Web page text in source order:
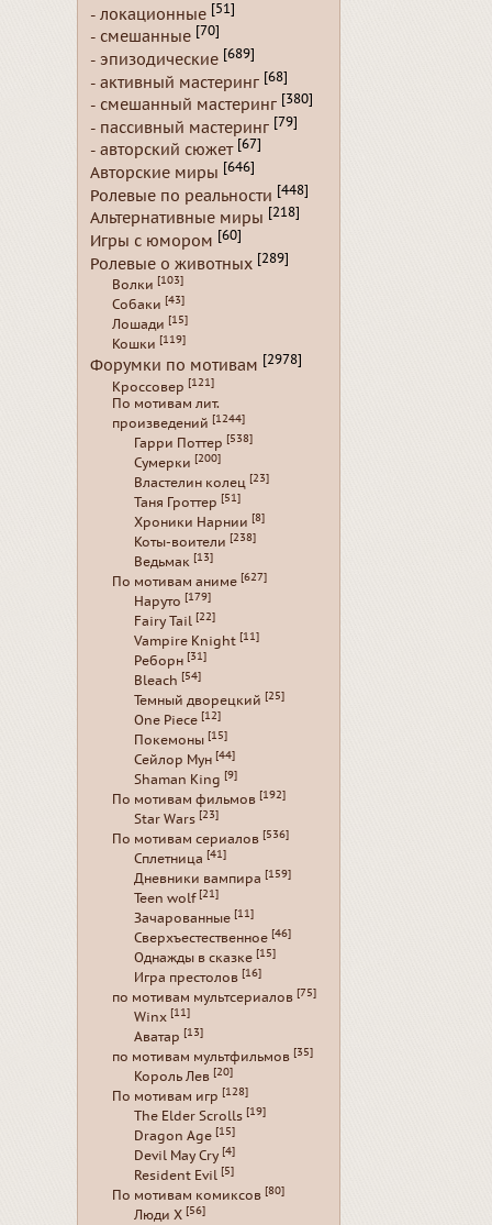
- локационные [51]
- смешанные [70]
- эпизодические [689]
- активный мастеринг [68]
- смешанный мастеринг [380]
- пассивный мастеринг [79]
- авторский сюжет [67]
Авторские миры [646]
Ролевые по реальности [448]
Альтернативные миры [218]
Игры с юмором [60]
Ролевые о животных [289]
Волки [103]
Собаки [43]
Лошади [15]
Кошки [119]
Форумки по мотивам [2978]
Кроссовер [121]
По мотивам лит.
произведений [1244]
Гарри Поттер [538]
Сумерки [200]
Властелин колец [23]
Таня Гроттер [51]
Хроники Нарнии [8]
Коты-воители [238]
Ведьмак [13]
По мотивам аниме [627]
Наруто [179]
Fairy Tail [22]
Vampire Knight [11]
Реборн [31]
Bleach [54]
Темный дворецкий [25]
One Piece [12]
Покемоны [15]
Сейлор Мун [44]
Shaman King [9]
По мотивам фильмов [192]
Star Wars [23]
По мотивам сериалов [536]
Сплетница [41]
Дневники вампира [159]
Teen wolf [21]
Зачарованные [11]
Сверхъестественное [46]
Однажды в сказке [15]
Игра престолов [16]
по мотивам мультсериалов [75]
Winx [11]
Аватар [13]
по мотивам мультфильмов [35]
Король Лев [20]
По мотивам игр [128]
The Elder Scrolls [19]
Dragon Age [15]
Devil May Cry [4]
Resident Evil [5]
По мотивам комиксов [80]
Люди Х [56]